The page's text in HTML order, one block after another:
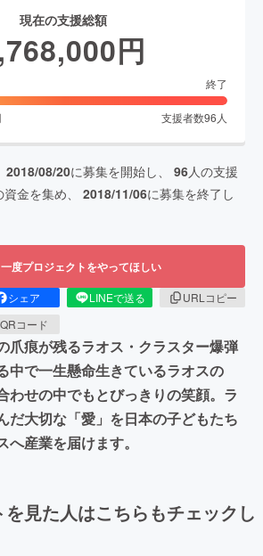
現在の支援総額
円
終了
支援者数96 人
2018/08/20に募集を開始し、 96人の支援
資金を集め、 2018/11/06に募集を終了し
度プロジェクトをやってほしい
シェア LINEで送る
URLコピー
QRコード
爪痕が残るラオス・クラスター爆弾
中で一生懸命生きているラオスの
わせの中でもとびっきりの笑顔。ラ
だ大切な「愛」を日本の子どもたち
産業を届けます。
見た人はこちらもチェックし